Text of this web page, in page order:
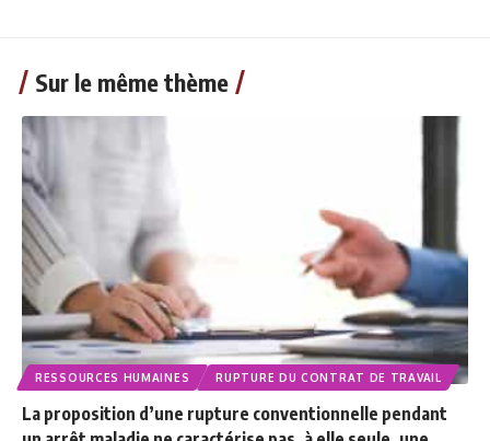
Sur le même thème
RESSOURCES HUMAINES RUPTURE DU CONTRAT DE TRAVAIL
La proposition d’une rupture conventionnelle pendant